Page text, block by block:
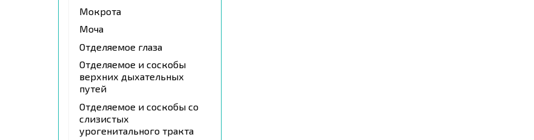
Мокрота
Моча
Отделяемое глаза
Отделяемое и соскобы
верхних дыхательных
путей
Отделяемое и соскобы со
слизистых
урогенитального тракта